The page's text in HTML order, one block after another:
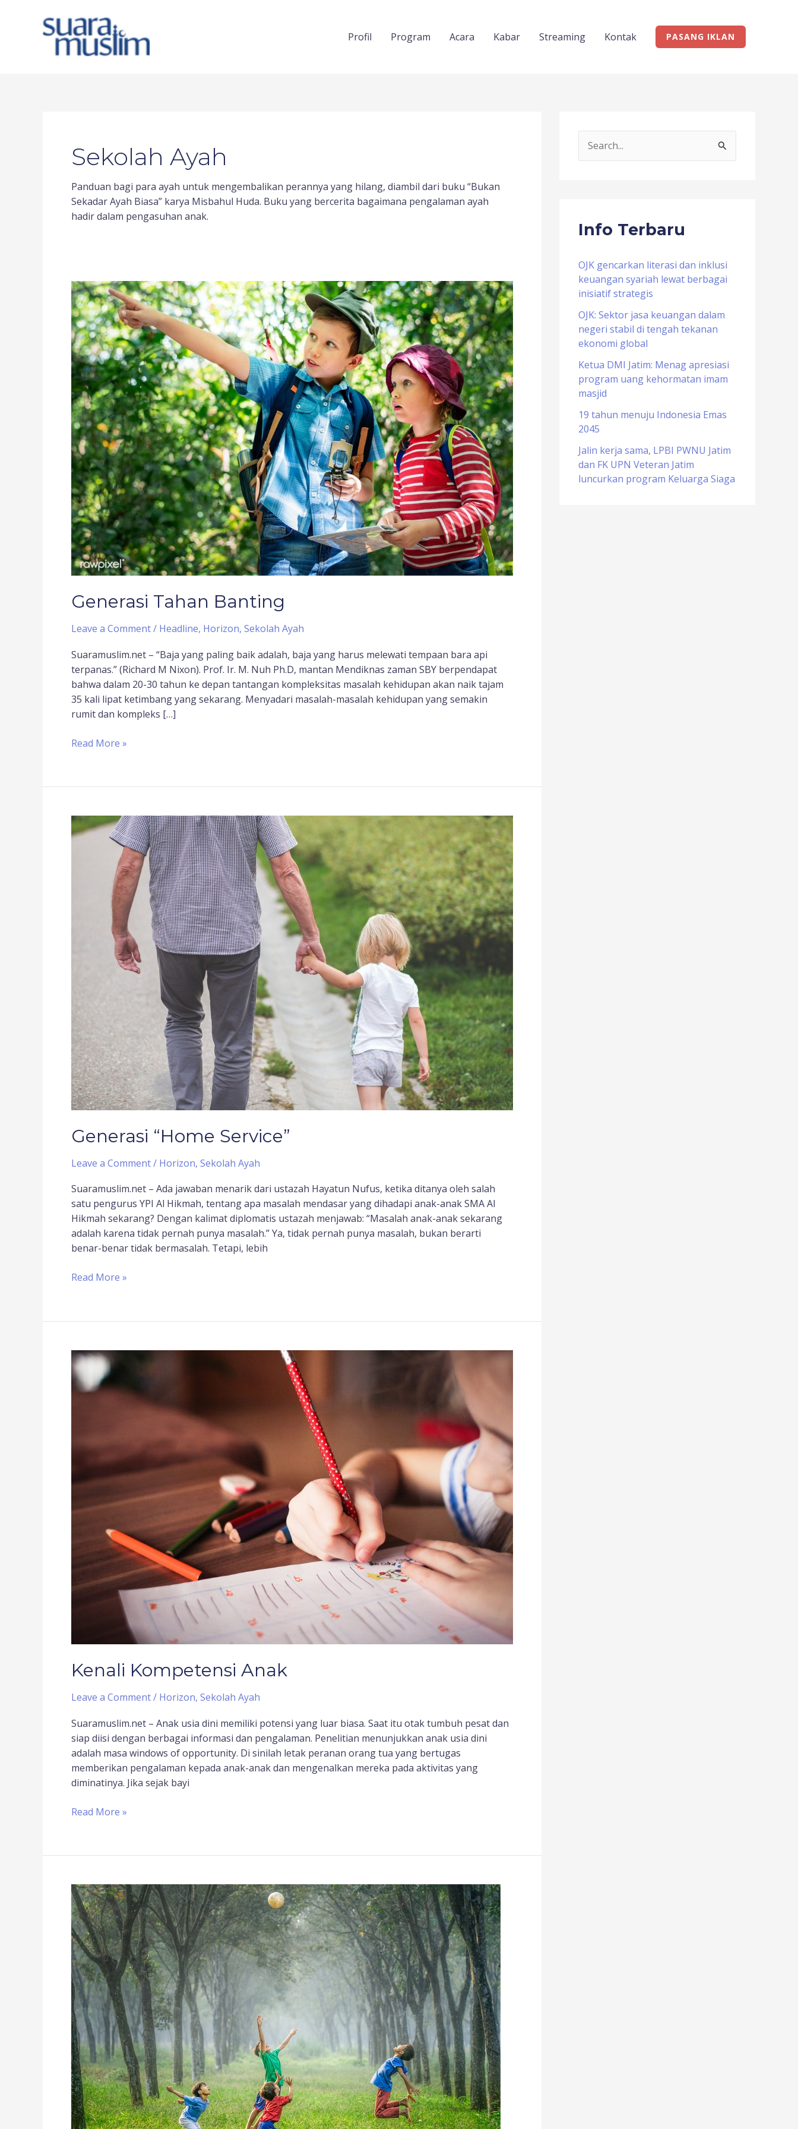
Profil Program Acara Kabar Streaming Kontak PASANG IKLAN
Sekolah Ayah
Panduan bagi para ayah untuk mengembalikan perannya yang hilang, diambil dari buku “Bukan
Sekadar Ayah Biasa” karya Misbahul Huda. Buku yang bercerita bagaimana pengalaman ayah
hadir dalam pengasuhan anak.
Generasi Tahan Banting
Leave a Comment/ Headline, Horizon, Sekolah Ayah
Suaramuslim.net – “Baja yang paling baik adalah, baja yang harus melewati tempaan bara api
terpanas.” (Richard M Nixon). Prof. Ir. M. Nuh Ph.D, mantan Mendiknas zaman SBY berpendapat
bahwa dalam 20-30 tahun ke depan tantangan kompleksitas masalah kehidupan akan naik tajam
35 kali lipat ketimbang yang sekarang. Menyadari masalah-masalah kehidupan yang semakin
rumit dan kompleks […]
Generasi
Tahan
Banting
Read More »
Generasi “Home Service”
Leave a Comment/ Horizon, Sekolah Ayah
Suaramuslim.net – Ada jawaban menarik dari ustazah Hayatun Nufus, ketika ditanya oleh salah
satu pengurus YPI Al Hikmah, tentang apa masalah mendasar yang dihadapi anak-anak SMA Al
Hikmah sekarang? Dengan kalimat diplomatis ustazah menjawab: “Masalah anak-anak sekarang
adalah karena tidak pernah punya masalah.” Ya, tidak pernah punya masalah, bukan berarti
benar-benar tidak bermasalah. Tetapi, lebih
Generasi
“Home
Read More »
Kenali Kompetensi Anak
Leave a Comment/ Horizon, Sekolah Ayah
Suaramuslim.net – Anak usia dini memiliki potensi yang luar biasa. Saat itu otak tumbuh pesat dan
siap diisi dengan berbagai informasi dan pengalaman. Penelitian menunjukkan anak usia dini
adalah masa windows of opportunity. Di sinilah letak peranan orang tua yang bertugas
memberikan pengalaman kepada anak-anak dan mengenalkan mereka pada aktivitas yang
diminatinya. Jika sejak bayi
Kenali
Kompetensi
Anak
Read More »
Generasi
Jaman
Now,
Tambah
Usia
Kurang
Dewasa
c
f
o
r
:
Info Terbaru
OJK gencarkan literasi dan inklusi
keuangan syariah lewat berbagai
inisiatif strategis
OJK: Sektor jasa keuangan dalam
negeri stabil di tengah tekanan
ekonomi global
Ketua DMI Jatim: Menag apresiasi
program uang kehormatan imam
masjid
19 tahun menuju Indonesia Emas
2045
Jalin kerja sama, LPBI PWNU Jatim
dan FK UPN Veteran Jatim
luncurkan program Keluarga Siaga